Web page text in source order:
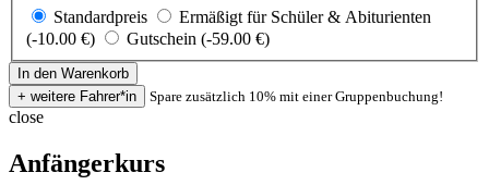
Standardpreis
Ermäßigt für Schüler & Abiturienten
(-10.00 €)
Gutschein (-59.00 €)
Spare zusätzlich 10% mit einer Gruppenbuchung!
close
Anfängerkurs